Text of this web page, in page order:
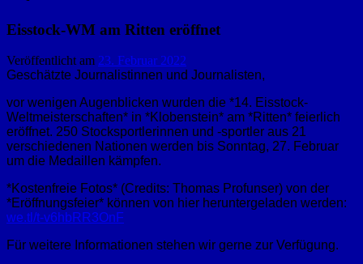
Eisstock-WM am Ritten eröffnet
Veröffentlicht am 23. Februar 2022
Geschätzte Journalistinnen und Journalisten,
vor wenigen Augenblicken wurden die *14. Eisstock-
Weltmeisterschaften* in *Klobenstein* am *Ritten* feierlich
eröffnet. 250 Stocksportlerinnen und -sportler aus 21
verschiedenen Nationen werden bis Sonntag, 27. Februar
um die Medaillen kämpfen.
*Kostenfreie Fotos* (Credits: Thomas Profunser) von der
*Eröffnungsfeier* können von hier heruntergeladen werden:
we.tl/t-v6hbRR3OnF
Für weitere Informationen stehen wir gerne zur Verfügung.